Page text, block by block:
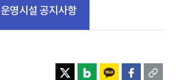
운영시설 공지사항